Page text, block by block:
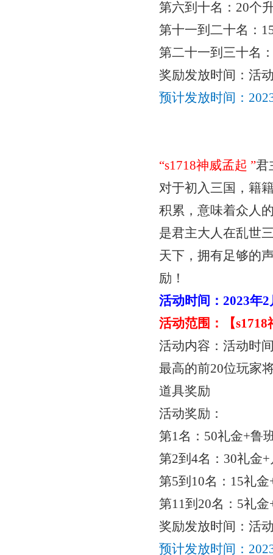
第六到十名： 20个
第十一到二十名：
第二十一到三十名
奖励发放时间：活
预计发放时间：
“s1718神威孟起”君
对于初入三国，籍
积累，意味着众人
是君主大人在乱世
天下，拥有足够的
励！
活动时间：2023年
活动范围：【
活动内容：活动时
最高的前20位玩家
道具奖励
活动奖励：
第1名：50礼金+鲁
第2到4名：30礼金
第5到10名：15礼
第11到20名：5礼
奖励发放时间：活
预计发放时间：